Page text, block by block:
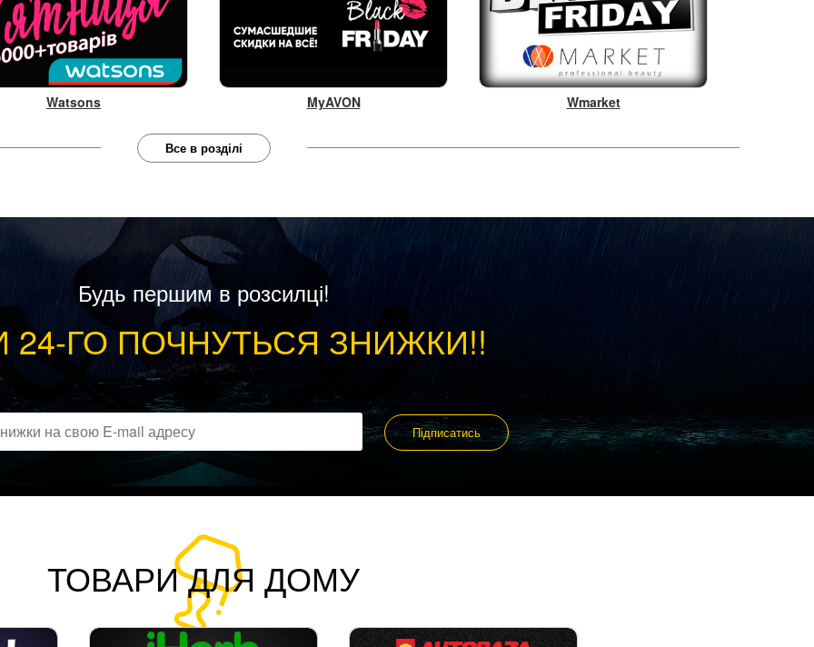
Watsons MyAVON Wmarket
Все в розділі
Будь першим в розсилці!
24-ГО ПОЧНУТЬСЯ ЗНИЖКИ!!
Підписатись
ТОВАРИ ДЛЯ ДОМУ